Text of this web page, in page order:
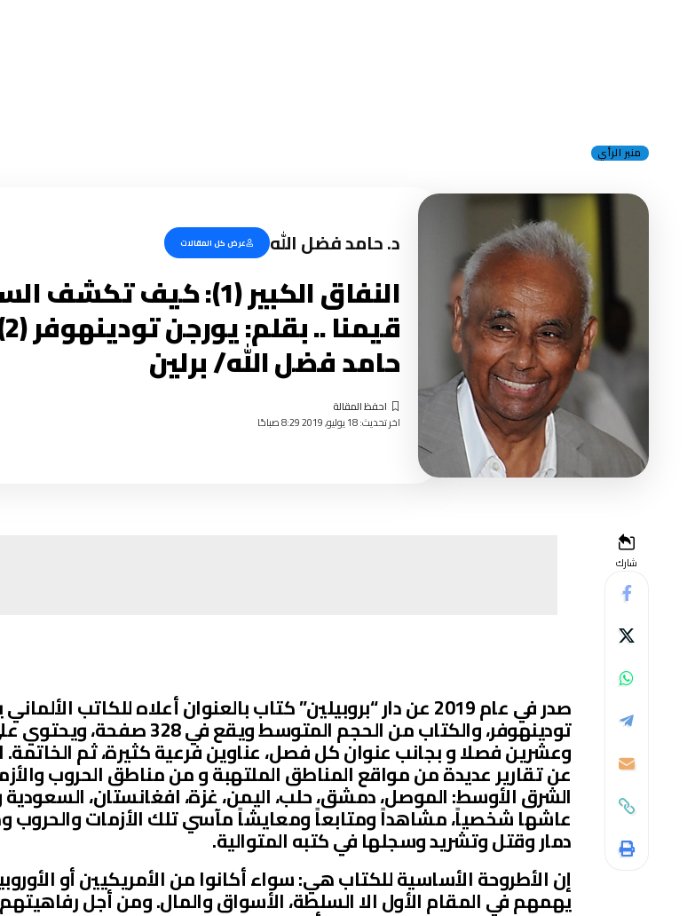
منبر الرأي
د. حامد فضل الله عرض كل المقالات
النفاق الكبير (1): كيف
حامد فضل الله/ برلين
اخر تحديث: 18 يوليو, 2019 8:29 صباحًا
شارك
صدر في عام 2019 عن دار “بروبيلين” كتاب بالعنوان أعلاه للكاتب
تودينهوفر، والكتاب من الحجم المتوسط ويقع في 328
وعشرين فصلا و بجانب عنوان كل فصل، عناوين فرعية كثيرة، ثم الخاتمة.
عن تقارير عديدة من مواقع المناطق الملتهبة و من مناطق الحروب
الشرق الأوسط: الموصل، دمشق، حلب، اليمن، غزة، افغانستان، السعودية
عاشها شخصياً، مشاهداً ومتابعاً ومعايشاً مآسي تلك الأزمات والحروب
دمار وقتل وتشريد وسجلها في كتبه المتوالية.
إن الأطروحة الأساسية للكتاب هي: سواء أكانوا من الأمريكيين أو
يهمهم في المقام الأول الا السلطة، الأسواق والمال. ومن أجل رفاهيتهم